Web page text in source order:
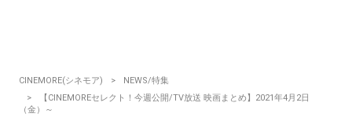
CINEMORE(シネモア)
NEWS/特集
【CINEMOREセレクト！今週公開/TV放送 映画まとめ】2021年4月2日
（金）～